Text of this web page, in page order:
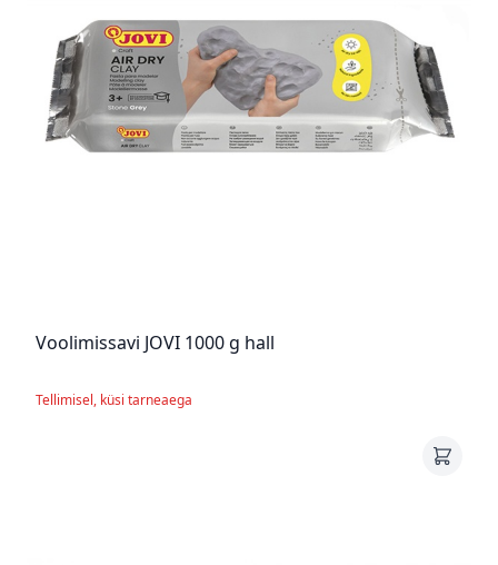
Voolimissavi JOVI 1000 g hall
Tellimisel, küsi tarneaega